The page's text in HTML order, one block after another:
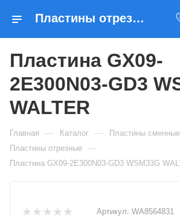
Пластины отрезные Пластина GX09-2E300N03-GD3 WSM33G WALTER — купить по выгодным ценам в Москве
Пластина GX09-
2E300N03-GD3
WALTER
Главная — Каталог — Пластины сменные
Пластины отрезные —
Пластина GX09-2E300N03-GD3 WSM33G
Артикул: WA8564831